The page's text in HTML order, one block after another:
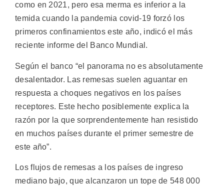
como en 2021, pero esa merma es inferior a la
temida cuando la pandemia covid-19 forzó los
primeros confinamientos este año, indicó el más
reciente informe del Banco Mundial.
Según el banco “el panorama no es absolutamente
desalentador. Las remesas suelen aguantar en
respuesta a choques negativos en los países
receptores. Este hecho posiblemente explica la
razón por la que sorprendentemente han resistido
en muchos países durante el primer semestre de
este año”.
Los flujos de remesas a los países de ingreso
mediano bajo, que alcanzaron un tope de 548 000